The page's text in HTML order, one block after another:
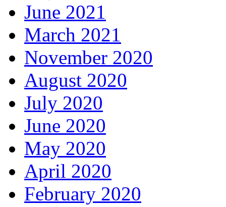
June 2021
March 2021
November 2020
August 2020
July 2020
June 2020
May 2020
April 2020
February 2020